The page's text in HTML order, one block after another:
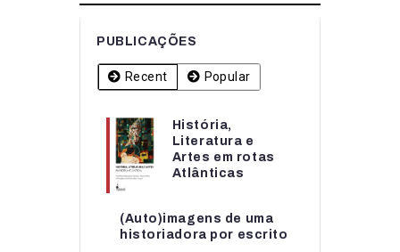
PUBLICAÇÕES
Recent Popular
História,
Literatura e
Artes em rotas
Atlânticas
(Auto)imagens de uma
historiadora por escrito
História,
Literatura e
Artes em rotas...
(Auto)imagens de uma
historiadora por escrito